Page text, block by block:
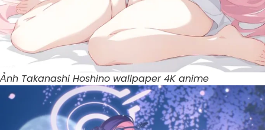
Ảnh Takanashi Hoshino wallpaper 4K anime